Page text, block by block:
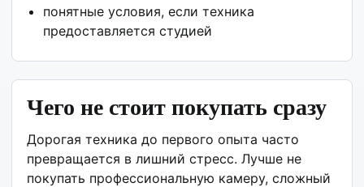
понятные условия, если техника
предоставляется студией
Чего не стоит покупать сразу
Дорогая техника до первого опыта часто
превращается в лишний стресс. Лучше не
покупать профессиональную камеру, сложный